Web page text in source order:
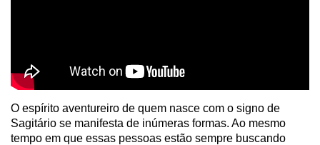
O espírito aventureiro de quem nasce com o signo de
Sagitário se manifesta de inúmeras formas. Ao mesmo
tempo em que essas pessoas estão sempre buscando